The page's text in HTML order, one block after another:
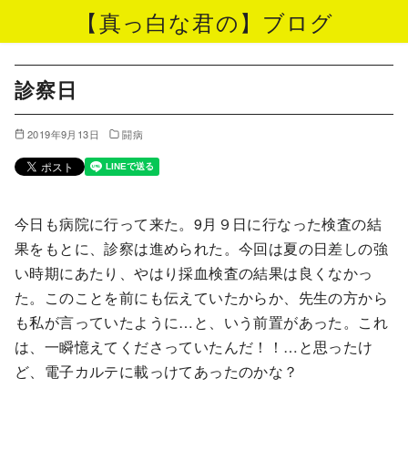
【真っ白な君の】ブログ
診察日
2019年9月13日 闘病
今日も病院に行って来た。9月９日に行なった検査の結
果をもとに、診察は進められた。今回は夏の日差しの強
い時期にあたり、やはり採血検査の結果は良くなかっ
た。このことを前にも伝えていたからか、先生の方から
も私が言っていたように…と、いう前置があった。これ
は、一瞬憶えてくださっていたんだ！！…と思ったけ
ど、電子カルテに載っけてあったのかな？